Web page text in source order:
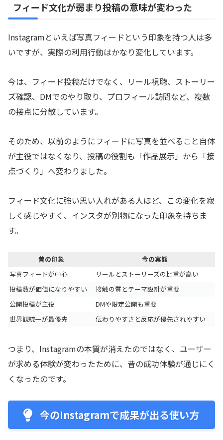
フィード文化が弱まり投稿の意味が変わった
Instagramといえば写真フィードという印象を持つ人は多
いですが、実際の利用行動はかなり変化しています。
今は、フィード投稿だけでなく、リール視聴、ストーリー
ズ確認、DMでのやり取り、プロフィール訪問など、複数
の接点に分散しています。
そのため、以前のようにフィードに写真を並べること自体
が主役ではなくなり、投稿の役割も「作品展示」から「接
点づくり」へ変わりました。
フィード文化に強い思い入れがある人ほど、この変化を寂
しく感じやすく、インスタが別物になった印象を持ちま
す。
昔の印象
今の実態
写真フィードが中心
リールとストーリーズの比重が高い
投稿数が価値になりやすい
接触の質とテーマ設計が重要
公開投稿が主役
DMや限定公開も重要
世界観統一が最優先
伝わりやすさと反応が優先されやすい
つまり、Instagramの本質が消えたのではなく、ユーザー
が求める体験が変わったために、昔の成功体験が通じにく
くなったのです。
今のInstagramで成果が出る使い方